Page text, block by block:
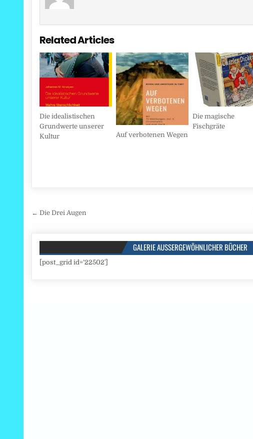
Related Articles
Die idealistischen
Grundwerte unserer
Kultur
Auf verbotenen Wegen
Die magische
Fischgräte
Beitragsnavigation
← Die Drei Augen
GALERIE AUSSERGEWÖHNLICHER BÜCHER
[post_grid id=’22502′]